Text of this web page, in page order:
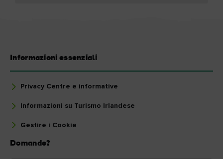
Informazioni essenziali
Privacy Centre e informative
Informazioni su Turismo Irlandese
Gestire i Cookie
Domande?